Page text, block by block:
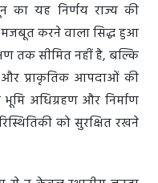
का यह निर्णय राज्य की
करने वाला सिद्ध हुआ
तक सीमित नहीं है, बल्कि
प्राकृतिक आपदाओं की
अधिग्रहण और निर्माण
को सुरक्षित रखने